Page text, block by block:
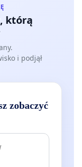
którą
i podjął
zobaczyć